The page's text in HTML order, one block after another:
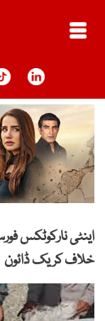
content
اینٹی نارکوٹکس
خلاف کریک ڈائون